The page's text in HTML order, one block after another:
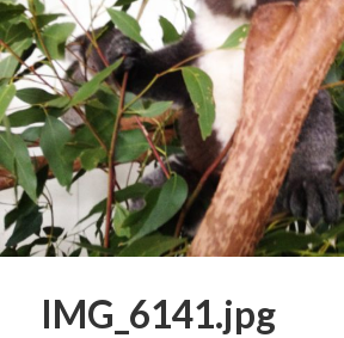
IMG_6141.jpg